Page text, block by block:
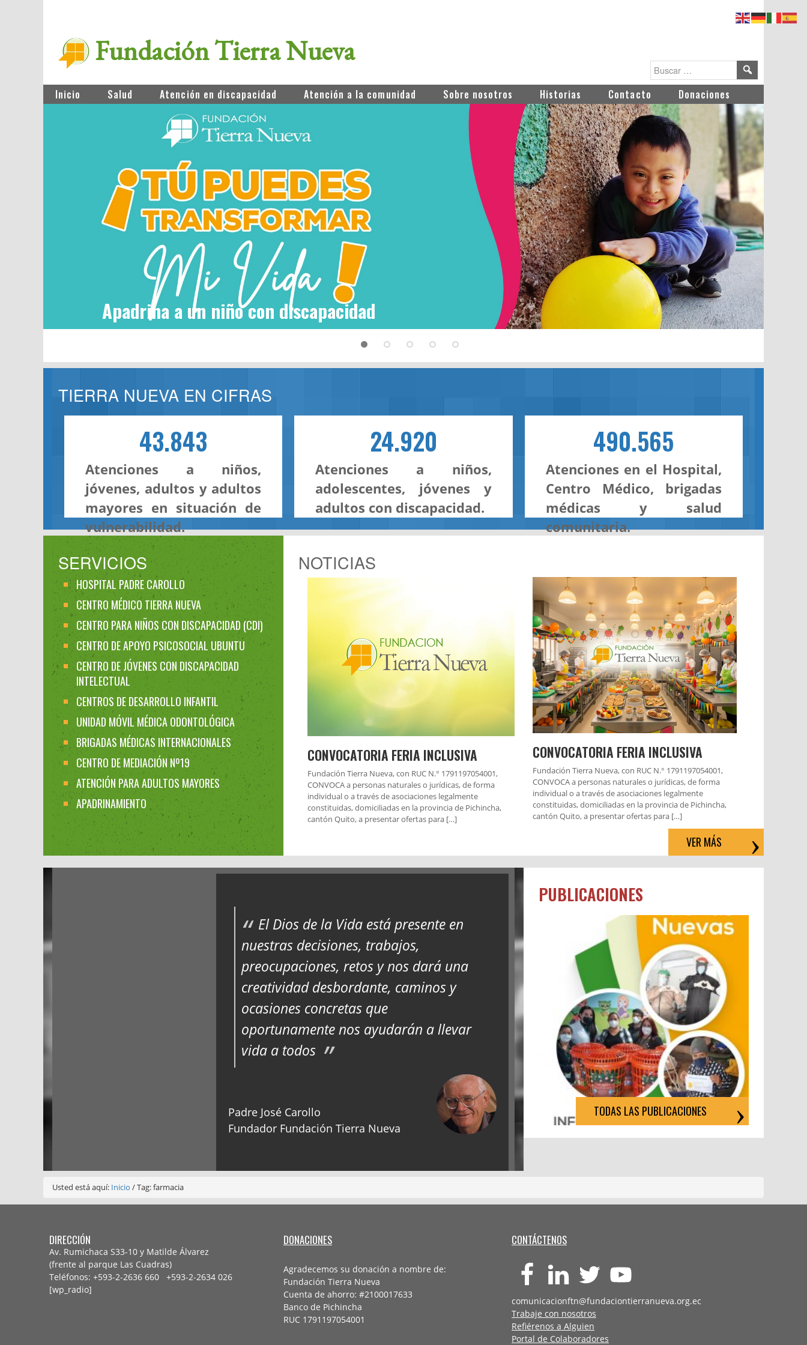
Fundación Tierra Nueva
Inicio Salud Atención en discapacidad Atención a la comunidad Sobre nosotros Historias Contacto Donaciones
Apadrina a un niño con discapacidad
TIERRA NUEVA EN CIFRAS
43.843
Atenciones a niños,
jóvenes, adultos y adultos
mayores en situación de
vulnerabilidad.
24.920
Atenciones a niños,
adolescentes, jóvenes y
adultos con discapacidad.
490.565
Atenciones en el Hospital,
Centro Médico, brigadas
médicas y salud
comunitaria.
SERVICIOS
HOSPITAL PADRE CAROLLO
CENTRO MÉDICO TIERRA NUEVA
CENTRO PARA NIÑOS CON DISCAPACIDAD (CDI)
CENTRO DE APOYO PSICOSOCIAL UBUNTU
CENTRO DE JÓVENES CON DISCAPACIDAD
INTELECTUAL
CENTROS DE DESARROLLO INFANTIL
UNIDAD MÓVIL MÉDICA ODONTOLÓGICA
BRIGADAS MÉDICAS INTERNACIONALES
CENTRO DE MEDIACIÓN Nº19
ATENCIÓN PARA ADULTOS MAYORES
APADRINAMIENTO
NOTICIAS
CONVOCATORIA FERIA INCLUSIVA
Fundación Tierra Nueva, con RUC N.° 1791197054001,
CONVOCA a personas naturales o jurídicas, de forma
individual o a través de asociaciones legalmente
constituidas, domiciliadas en la provincia de Pichincha,
cantón Quito, a presentar ofertas para […]
CONVOCATORIA FERIA INCLUSIVA
Fundación Tierra Nueva, con RUC N.° 1791197054001,
CONVOCA a personas naturales o jurídicas, de forma
individual o a través de asociaciones legalmente
constituidas, domiciliadas en la provincia de Pichincha,
cantón Quito, a presentar ofertas para […]
VER MÁS
El Dios de la Vida está presente en
nuestras decisiones, trabajos,
preocupaciones, retos y nos dará una
creatividad desbordante, caminos y
ocasiones concretas que
oportunamente nos ayudarán a llevar
vida a todos
Padre José Carollo
Fundador Fundación Tierra Nueva
PUBLICACIONES
TODAS LAS PUBLICACIONES
Usted está aquí: Inicio /Tag: farmacia
DIRECCIÓN
Av. Rumichaca S33-10 y Matilde Álvarez
(frente al parque Las Cuadras)
Teléfonos: +593-2-2636 660 +593-2-2634 026
[wp_radio]
DONACIONES
Agradecemos su donación a nombre de:
Fundación Tierra Nueva
Cuenta de ahorro: #2100017633
Banco de Pichincha
RUC 1791197054001
CONTÁCTENOS
comunicacionftn@fundaciontierranueva.org.ec
Trabaje con nosotros
Refiérenos a Alguien
Portal de Colaboradores